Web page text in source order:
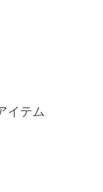
イテム